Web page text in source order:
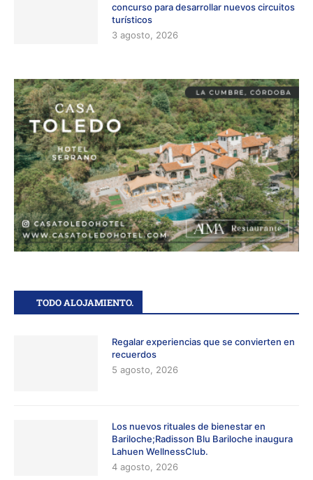
concurso para desarrollar nuevos circuitos
turísticos
3 agosto, 2026
TODO ALOJAMIENTO.
Regalar experiencias que se convierten en
recuerdos
5 agosto, 2026
Los nuevos rituales de bienestar en
Bariloche;Radisson Blu Bariloche inaugura
Lahuen WellnessClub.
4 agosto, 2026